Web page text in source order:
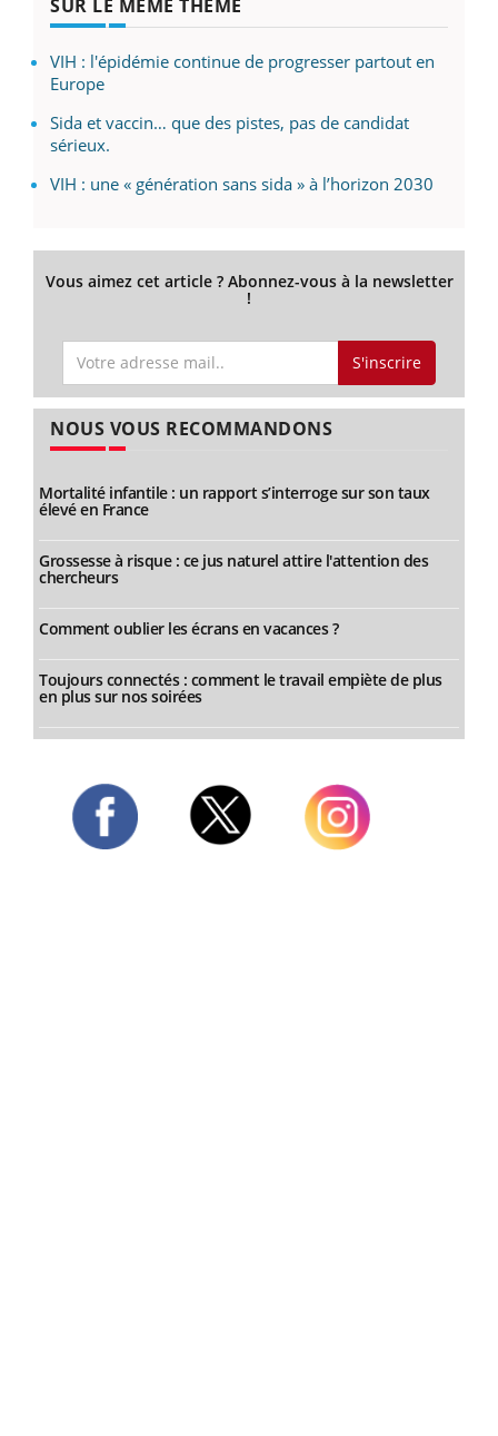
SUR LE MÊME THÈME
VIH : l'épidémie continue de progresser partout en
Europe
Sida et vaccin… que des pistes, pas de candidat
sérieux.
VIH : une « génération sans sida » à l’horizon 2030
Vous aimez cet article ? Abonnez-vous à la newsletter
!
S'inscrire
NOUS VOUS RECOMMANDONS
Mortalité infantile : un rapport s’interroge sur son taux
élevé en France
Grossesse à risque : ce jus naturel attire l'attention des
chercheurs
Comment oublier les écrans en vacances ?
Toujours connectés : comment le travail empiète de plus
en plus sur nos soirées